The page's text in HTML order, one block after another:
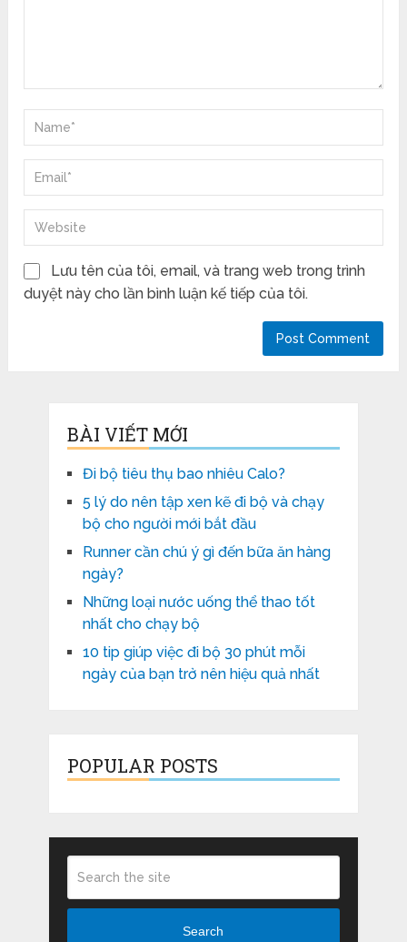
Lưu tên của tôi, email, và trang web trong trình
duyệt này cho lần bình luận kế tiếp của tôi.
BÀI VIẾT MỚI
Đi bộ tiêu thụ bao nhiêu Calo?
5 lý do nên tập xen kẽ đi bộ và chạy
bộ cho người mới bắt đầu
Runner cần chú ý gì đến bữa ăn hàng
ngày?
Những loại nước uống thể thao tốt
nhất cho chạy bộ
10 tip giúp việc đi bộ 30 phút mỗi
ngày của bạn trở nên hiệu quả nhất
POPULAR POSTS
Search